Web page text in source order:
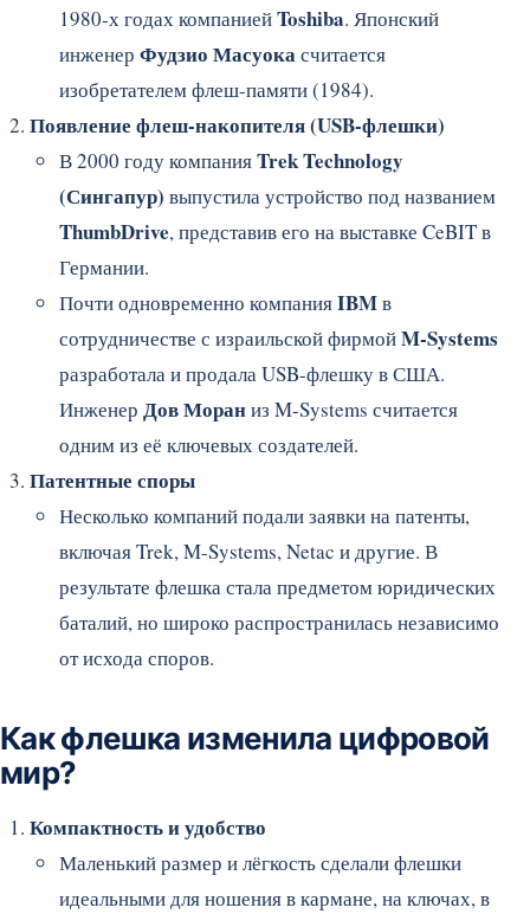
1980-х годах компаниейToshiba. Японский
инженер Фудзио Масуокасчитается
изобретателем флеш-памяти (1984).
Появление флеш-накопителя (USB-флешки)
В 2000 году компанияTrek Technology
(Сингапур) выпустила устройство под названием
ThumbDrive, представив его на выставке CeBIT в
Германии.
Почти одновременно компанияIBMв
сотрудничестве с израильской фирмойM-Systems
разработала и продала USB-флешку в США.
Инженер Дов Мораниз M-Systems считается
одним из её ключевых создателей.
Патентные споры
Несколько компаний подали заявки на патенты,
включая Trek, M-Systems, Netac и другие. В
результате флешка стала предметом юридических
баталий, но широко распространилась независимо
от исхода споров.
Как флешка изменила цифровой
мир?
Компактность и удобство
Маленький размер и лёгкость сделали флешки
идеальными для ношения в кармане, на ключах, в